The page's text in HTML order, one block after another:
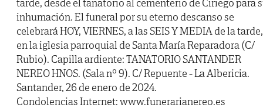
inhumación. El funeral por su eterno descanso se
celebrará HOY, VIERNES, a las SEIS Y MEDIA de la tarde,
en la iglesia parroquial de Santa María Reparadora (C/
Rubio). Capilla ardiente: TANATORIO SANTANDER
NEREO HNOS. (Sala nº 9). C/ Repuente - La Albericia.
Santander, 26 de enero de 2024.
Condolencias Internet: www.funerarianereo.es